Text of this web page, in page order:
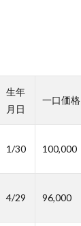
生年
月日
一口価格
1/30 100,000
4/29 96,000